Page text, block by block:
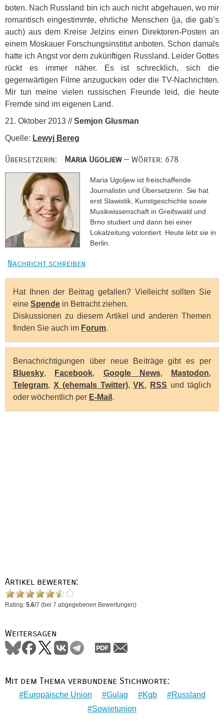
boten. Nach Russland bin ich auch nicht abgehauen, wo mir
romantisch eingestimmte, ehrliche Menschen (ja, die gab’s
auch) aus dem Kreise Jelzins einen Direktoren-Posten an
einem Moskauer Forschungsinstitut anboten. Schon damals
hatte ich Angst vor dem zukünftigen Russland. Leider Gottes
rückt es immer näher. Es ist schrecklich, sich die
gegenwärtigen Filme anzugucken oder die TV-Nachrichten.
Mir tun meine vielen russischen Freunde leid, die heute
Fremde sind im eigenen Land.
21. Oktober 2013 //Semjon Glusman
Quelle: Lewyj Bereg
Übersetzerin: Maria Ugoljew— Wörter: 678
Maria Ugoljew ist freischaffende
Journalistin und Übersetzerin. Sie hat
erst Slawistik, Kunstgeschichte sowie
Musikwissenschaft in Greifswald und
Brno studiert und dann bei einer
Lokalzeitung volontiert. Heute lebt sie in
Berlin.
Nachricht schreiben
Hat Ihnen der Beitrag gefallen? Vielleicht sollten Sie
eine Spende in Betracht ziehen.
Diskussionen zu diesem Artikel und anderen Themen
finden Sie auch im Forum.
Benachrichtigungen über neue Beiträge gibt es per
Bluesky, Facebook, Google News, Mastodon,
Telegram, X (ehemals Twitter),VK, RSS und täglich
oder wöchentlich per E-Mail .
Artikel bewerten:
Rating: 5.6/7 (bei 7 abgegebenen Bewertungen)
Weitersagen
Mit dem Thema verbundene Stichworte:
Europäische Union Gulag Kgb
Russland
Sowjetunion